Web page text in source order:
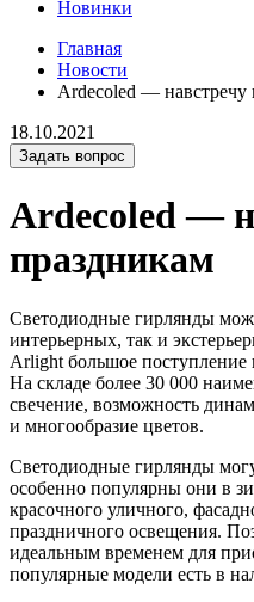
Новинки
Главная
Новости
Ardecoled — навстречу
18.10.2021
Задать вопрос
Ardecoled —
праздникам
Светодиодные гирлянды
интерьерных, так и
Arlight большое поступление
На складе более 30 000
свечение, возможность
и многообразие цветов.
Светодиодные гирлянды
особенно популярны они в
красочного уличного,
праздничного освещения.
идеальным временем для
популярные модели есть в